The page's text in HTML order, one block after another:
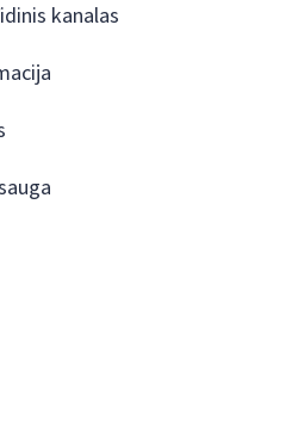
kanalas